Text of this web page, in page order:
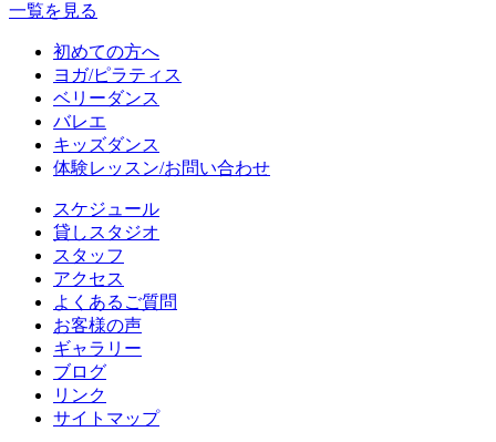
一覧を見る
初めての方へ
ヨガ/ピラティス
ベリーダンス
バレエ
キッズダンス
体験レッスン/お問い合わせ
スケジュール
貸しスタジオ
スタッフ
アクセス
よくあるご質問
お客様の声
ギャラリー
ブログ
リンク
サイトマップ